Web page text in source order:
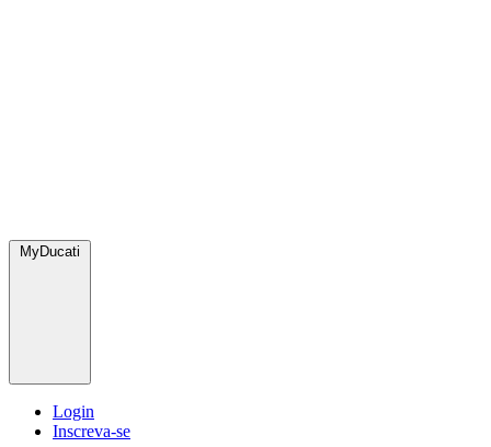
MyDucati
Login
Inscreva-se